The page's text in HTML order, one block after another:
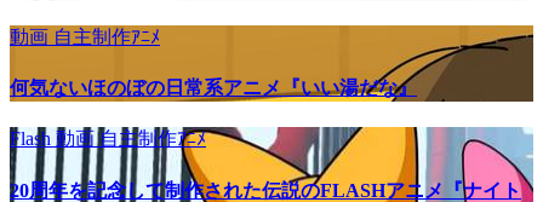
動画 自主制作ｱﾆﾒ
何気ないほのぼの日常系アニメ『いい湯だな』
Flash 動画自主制作ｱﾆﾒ
20周年を記念して制作された伝説のFLASHアニメ『ナイト